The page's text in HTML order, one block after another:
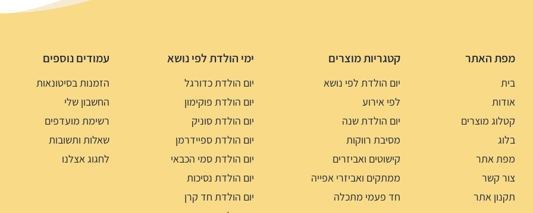
מפת האתר
בית
אודות
קטלוג מוצרים
בלוג
מפת אתר
צור קשר
תקנון אתר
קטגריות מוצרים
יום הולדת לפי נושא
לפי אירוע
יום הולדת שנה
מסיבת רווקות
קישוטים ואביזרים
ממתקים ואביזרי אפייה
חד פעמי מתכלה
ימי הולדת לפי נושא
יום הולדת כדורגל
יום הולדת פוקימון
יום הולדת סוניק
יום הולדת ספיידרמן
יום הולדת סמי הכבאי
יום הולדת נסיכות
יום הולדת חד קרן
עמודים נוספים
הזמנות בסיטונאות
החשבון שלי
רשימת מועדפים
שאלות ותשובות
לחגוג אצלנו